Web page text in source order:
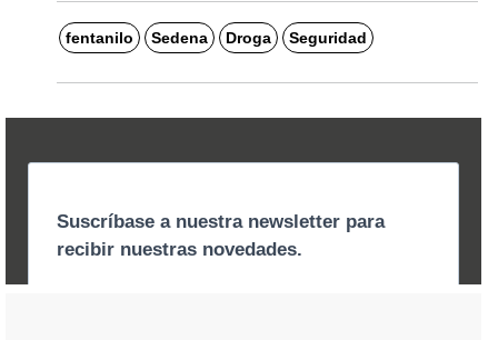
fentanilo Sedena Droga Seguridad